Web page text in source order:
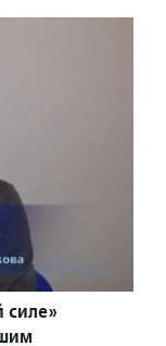
силе»